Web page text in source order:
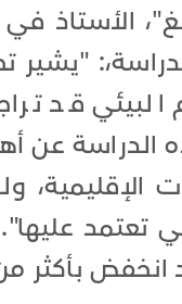
"يشير
البيئي قد
الدراسة عن
الإقليمية،
عليها".
بأكثر من